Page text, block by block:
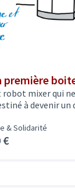
première
mixer qui
à devenir un
& Solidarité
€